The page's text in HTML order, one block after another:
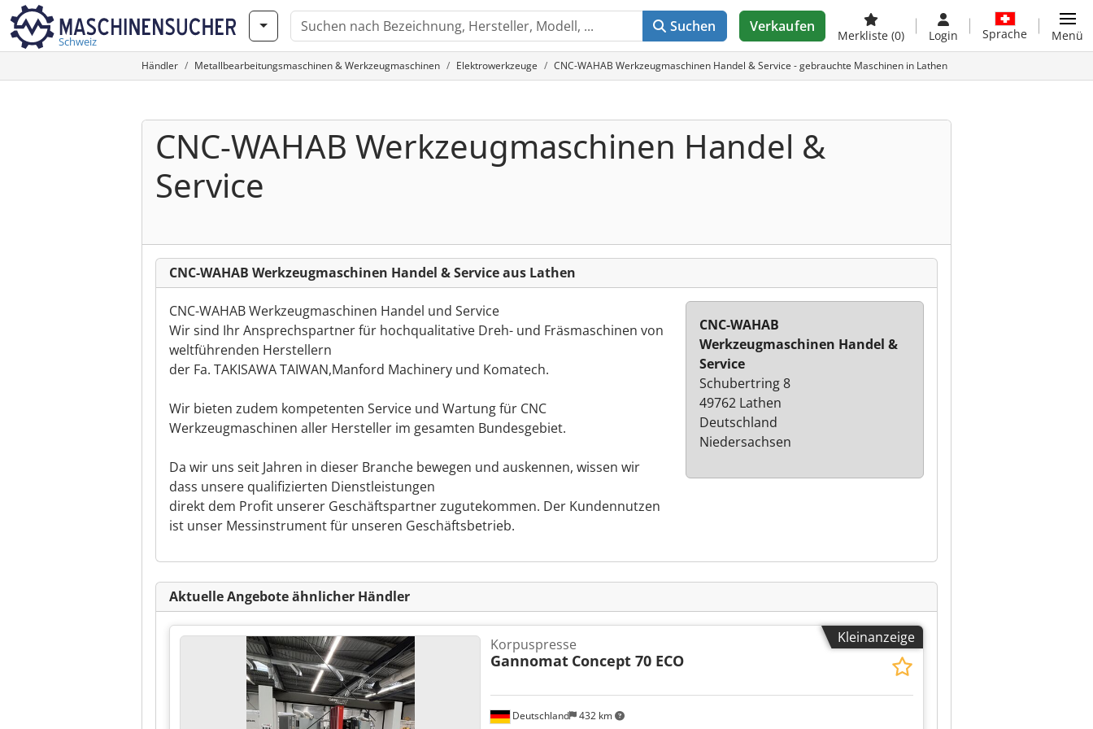
Schweiz
Suchen Verkaufen
Merkliste (0) Login Sprache Menü
Händler Metallbearbeitungsmaschinen & Werkzeugmaschinen Elektrowerkzeuge CNC-WAHAB Werkzeugmaschinen Handel & Service - gebrauchte Maschinen in Lathen
CNC-WAHAB Werkzeugmaschinen Handel &
Service
CNC-WAHAB Werkzeugmaschinen Handel & Service aus Lathen
CNC-WAHAB Werkzeugmaschinen Handel und Service
Wir sind Ihr Ansprechspartner für hochqualitative Dreh- und Fräsmaschinen von
weltführenden Herstellern
der Fa. TAKISAWA TAIWAN,Manford Machinery und Komatech.
Wir bieten zudem kompetenten Service und Wartung für CNC
Werkzeugmaschinen aller Hersteller im gesamten Bundesgebiet.
Da wir uns seit Jahren in dieser Branche bewegen und auskennen, wissen wir
dass unsere qualifizierten Dienstleistungen
direkt dem Profit unserer Geschäftspartner zugutekommen. Der Kundennutzen
ist unser Messinstrument für unseren Geschäftsbetrieb.
CNC-WAHAB
Werkzeugmaschinen Handel &
Service
Schubertring 8
49762 Lathen
Deutschland
Niedersachsen
Aktuelle Angebote ähnlicher Händler
Kleinanzeige
Deutschland 432 km
Korpuspresse
Gannomat Concept 70 ECO